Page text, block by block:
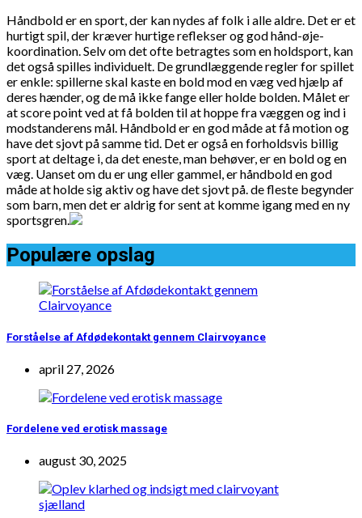
Håndbold er en sport, der kan nydes af folk i alle aldre. Det er et
hurtigt spil, der kræver hurtige reflekser og god hånd-øje-
koordination. Selv om det ofte betragtes som en holdsport, kan
det også spilles individuelt. De grundlæggende regler for spillet
er enkle: spillerne skal kaste en bold mod en væg ved hjælp af
deres hænder, og de må ikke fange eller holde bolden. Målet er
at score point ved at få bolden til at hoppe fra væggen og ind i
modstanderens mål. Håndbold er en god måde at få motion og
have det sjovt på samme tid. Det er også en forholdsvis billig
sport at deltage i, da det eneste, man behøver, er en bold og en
væg. Uanset om du er ung eller gammel, er håndbold en god
måde at holde sig aktiv og have det sjovt på. de fleste begynder
som barn, men det er aldrig for sent at komme igang med en ny
sportsgren.
Populære opslag
Forståelse af Afdødekontakt gennem Clairvoyance
april 27, 2026
Fordelene ved erotisk massage
august 30, 2025